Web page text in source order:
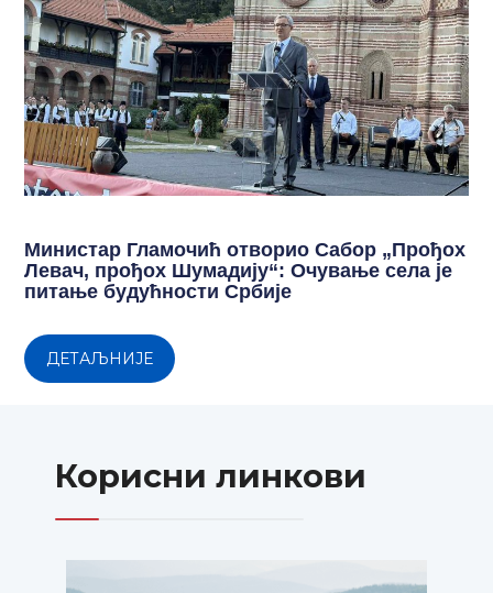
Министар Гламочић отворио Сабор „Прођох
Левач, прођох Шумадију“: Очување села је
питање будућности Србије
ДЕТАЉНИЈЕ
Корисни линкови